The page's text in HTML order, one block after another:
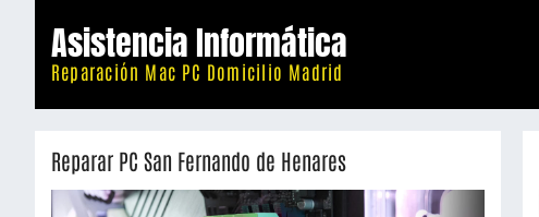
contenido
Asistencia Informática
Reparación Mac PC Domicilio Madrid
Reparar PC San Fernando de Henares